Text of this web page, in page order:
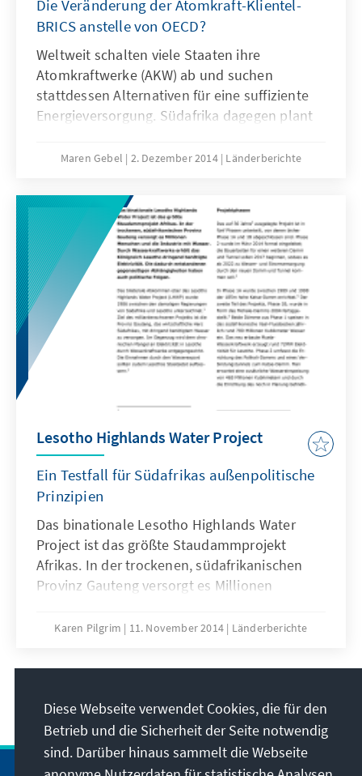
Die Veränderung der Atomkraft-Klientel-
BRICS anstelle von OECD?
Weltweit schalten viele Staaten ihre
Atomkraftwerke (AKW) ab und suchen
stattdessen Alternativen für eine suffiziente
Energieversorgung. Südafrika dagegen plant
zukünftig zusätzlich aus Atomenergie
Schwellenland, mit der steigenden Nachfrage
nach bezahlbarem Strom von Industrie und
Bevölkerung und der selbstauferlegten
Minimierung der CO2 Emission durch die
Stromproduktion auseinandersetzen. Es steht
vor der Aufgabe seine Energiezukunft
nachhaltig, kostengünstig und CO2-arm zu
planen.
Maren Gebel 2. Dezember 2014 Länderberichte
Lesotho Highlands Water Project
Ein Testfall für Südafrikas außenpolitische
Prinzipien
Das binationale Lesotho Highlands Water
Project ist das größte Staudammprojekt
Afrikas. In der trockenen, südafrikanischen
Provinz Gauteng versorgt es Millionen
Wasserkraftwerke erhält das Königreich
dadurch entstandenen gegenseitigen
Karen Pilgrim 11. November 2014 Länderberichte
Diese Webseite verwendet Cookies, die für den
Betrieb und die Sicherheit der Seite notwendig
sind. Darüber hinaus sammelt die Webseite